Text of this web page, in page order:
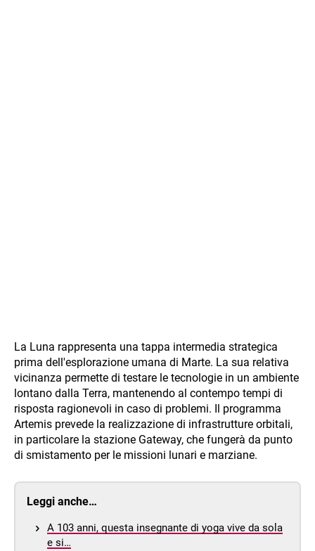
La Luna rappresenta una tappa intermedia strategica
prima dell'esplorazione umana di Marte. La sua relativa
vicinanza permette di testare le tecnologie in un ambiente
lontano dalla Terra, mantenendo al contempo tempi di
risposta ragionevoli in caso di problemi. Il programma
Artemis prevede la realizzazione di infrastrutture orbitali,
in particolare la stazione Gateway, che fungerà da punto
di smistamento per le missioni lunari e marziane.
Leggi anche…
A 103 anni, questa insegnante di yoga vive da sola
e si…